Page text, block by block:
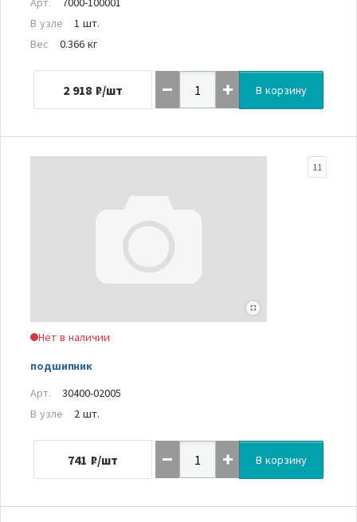
В узле
1 шт.
Вес
0.366 кг
2 918 ₽/шт В корзину
Нет в наличии
подшипник
11
Арт.
30400-02005
В узле
2 шт.
741 ₽/шт В корзину